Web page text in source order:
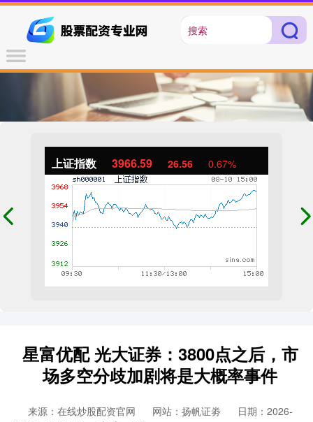
上证指数 3966.59 26.56 0.67%
星富优配 光大证券：3800点之后，市
场多空分歧加剧将是大概率事件
来源：在线炒股配资官网 网站：扬帆证劵
日期：2026-